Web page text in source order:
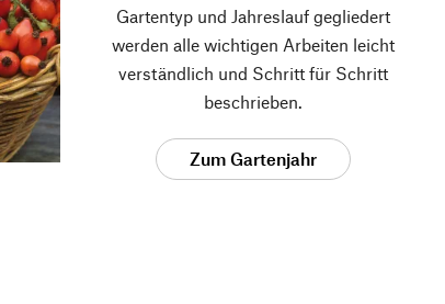
Gartentyp und Jahreslauf gegliedert
werden alle wichtigen Arbeiten leicht
verständlich und Schritt für Schritt
beschrieben.
Zum Gartenjahr